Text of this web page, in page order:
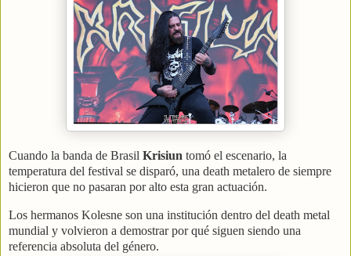
Cuando la banda de Brasil Krisiun tomó el escenario, la
temperatura del festival se disparó, una death metalero de siempre
hicieron que no pasaran por alto esta gran actuación.
Los hermanos Kolesne son una institución dentro del death metal
mundial y volvieron a demostrar por qué siguen siendo una
referencia absoluta del género.